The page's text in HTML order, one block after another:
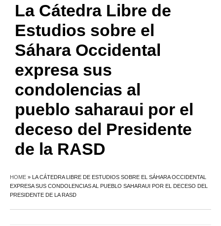
La Cátedra Libre de
Estudios sobre el
Sáhara Occidental
expresa sus
condolencias al
pueblo saharaui por el
deceso del Presidente
de la RASD
HOME » LA CÁTEDRA LIBRE DE ESTUDIOS SOBRE EL SÁHARA OCCIDENTAL
EXPRESA SUS CONDOLENCIAS AL PUEBLO SAHARAUI POR EL DECESO DEL
PRESIDENTE DE LA RASD